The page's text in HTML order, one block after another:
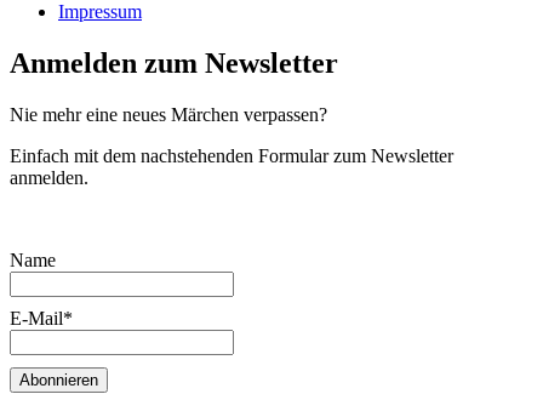
Impressum
Anmelden zum Newsletter
Nie mehr eine neues Märchen verpassen?
Einfach mit dem nachstehenden Formular zum Newsletter
anmelden.
Name
E-Mail*